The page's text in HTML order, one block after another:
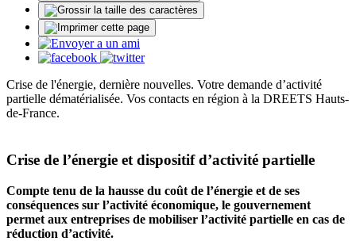
Crise de l'énergie, dernière nouvelles. Votre demande d’activité
partielle dématérialisée. Vos contacts en région à la DREETS Hauts-
de-France.
Crise de l’énergie et dispositif d’activité partielle
Compte tenu de la hausse du coût de l’énergie et de ses
conséquences sur l’activité économique, le gouvernement
permet aux entreprises de mobiliser l’activité partielle en cas de
réduction d’activité.